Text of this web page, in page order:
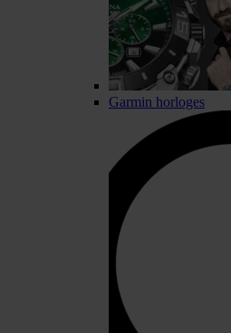
Garmin horloges